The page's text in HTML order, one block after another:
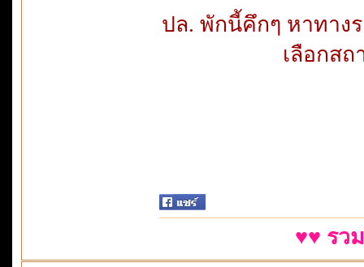
ปล. พักนี้คึกๆ หาทาง
เลือกส
♥♥ รว